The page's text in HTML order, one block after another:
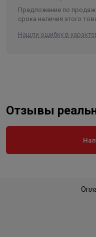
Предложение по
срока наличия этого
Нашли ошибку в
Отзывы